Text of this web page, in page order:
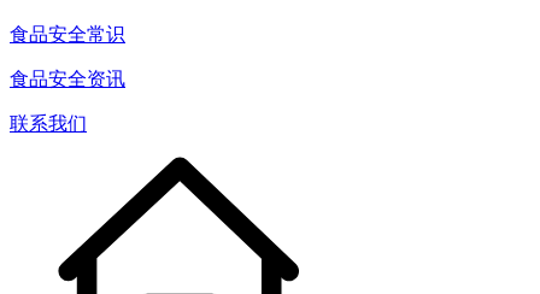
食品安全常识
食品安全资讯
联系我们